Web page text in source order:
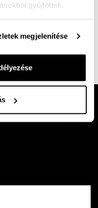
gyűjtöttek.
megjelenítése
000 Ft felett
Bőr felső rész,